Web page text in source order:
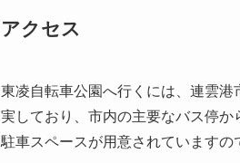
アクセス
東凌自転車公園へ行くには、連雲
実しており、市内の主要なバス停
駐車スペースが用意されていますの